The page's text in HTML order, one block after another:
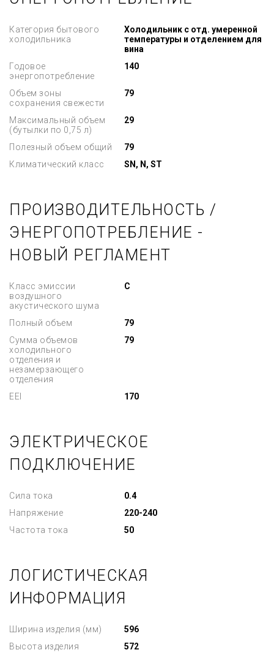
Категория бытового
холодильника
Холодильник с отд. умеренной
температуры и отделением для
вина
Годовое
энергопотребление
140
Объем зоны
сохранения свежести
79
Максимальный объем
(бутылки по 0,75 л)
29
Полезный объем общий
79
Климатический класс
SN, N, ST
ПРОИЗВОДИТЕЛЬНОСТЬ /
ЭНЕРГОПОТРЕБЛЕНИЕ -
НОВЫЙ РЕГЛАМЕНТ
Класс эмиссии
воздушного
акустического шума
C
Полный объем
79
Сумма объемов
холодильного
отделения и
незамерзающего
отделения
79
EEI 170
ЭЛЕКТРИЧЕСКОЕ
ПОДКЛЮЧЕНИЕ
Сила тока
0.4
Напряжение
220-240
Частота тока
50
ЛОГИСТИЧЕСКАЯ
ИНФОРМАЦИЯ
Ширина изделия (мм)
596
Высота изделия
572